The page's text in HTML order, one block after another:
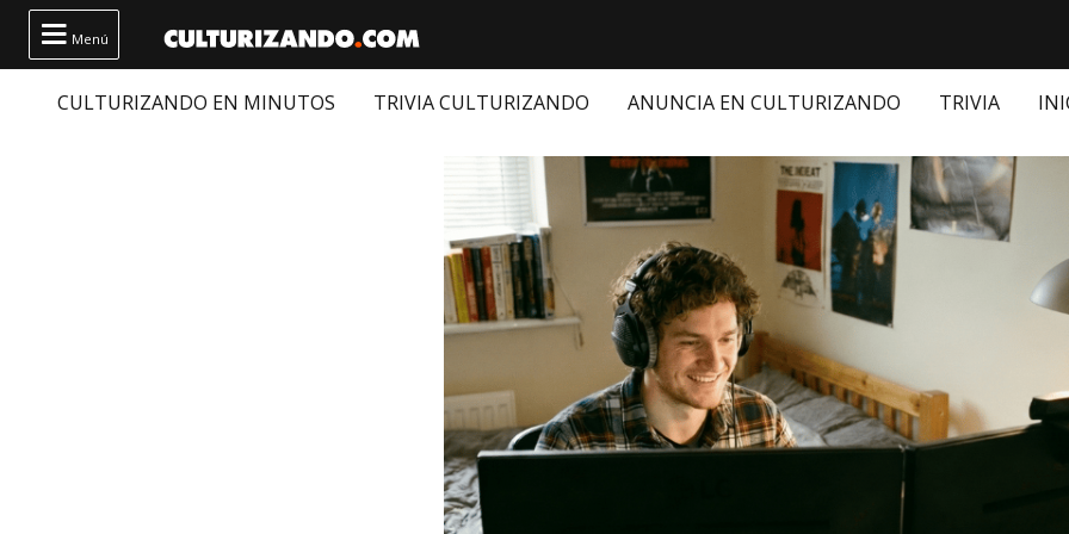
 Menú
CULTURIZANDO EN MINUTOS TRIVIA CULTURIZANDO ANUNCIA EN CULTURIZANDO TRIVIA